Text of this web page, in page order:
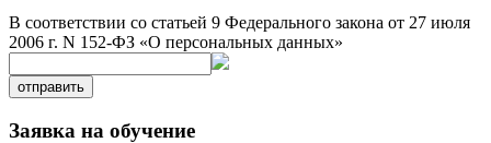
В соответствии со статьей 9 Федерального закона от 27 июля
2006 г. N 152-ФЗ «О персональных данных»
отправить
Заявка на обучение